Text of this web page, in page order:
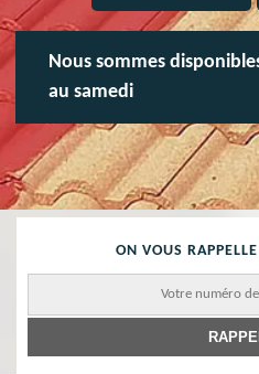
Nous sommes
au samedi
ON VOUS